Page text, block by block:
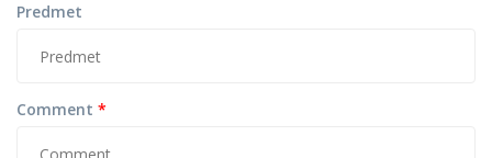
Predmet
Comment *